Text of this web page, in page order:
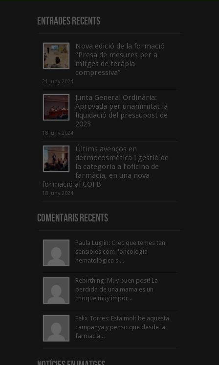
Entrades recents
Nova edició de la formació
“Presa de mesures per a
mitges de teràpia
compressiva”
21 juny 2024
Junta General Ordinària:
Aprovada per unanimitat la
liquidació del pressupost de
2023
18 juny 2024
Últims avenços en
dermocosmètica i gestió de
la categoria a l’oficina de
farmàcia, en una nova
formació al COFB
18 juny 2024
Comentaris Recents
Paula Luglin: Crec que temes tan
sensibles com l'oncologia
hematològica s'...
Rebirthing: Muy buen post! La
perdida de una mama es un
choque muy impor...
Felix Torres: Esta molt bé aquesta
campanya y penso que desde la
farmacia...